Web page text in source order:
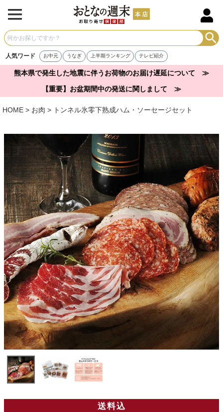
人気ワード お中元 うなぎ 上半期ランキング テレビ紹介
熊本県で発生した地震に伴うお荷物のお届け遅延について ≫
【重要】お盆期間中の発送に関しまして ≫
HOME お肉 トンネル氷零下熟成ハム・ソーセージセット
送料込